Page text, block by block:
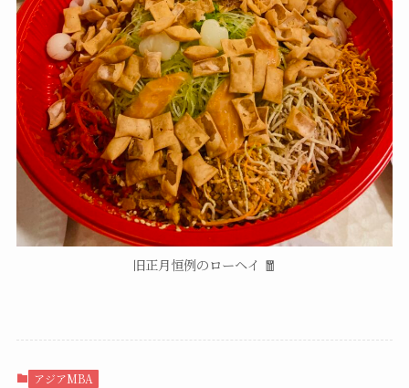
旧正月恒例のローヘイ 🧧
アジアMBA